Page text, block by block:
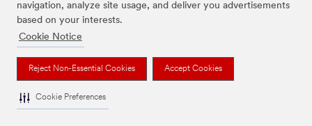
navigation, analyze site usage, and deliver you advertisements
based on your interests.
Cookie Notice
Reject Non-Essential Cookies Accept Cookies
Cookie Preferences